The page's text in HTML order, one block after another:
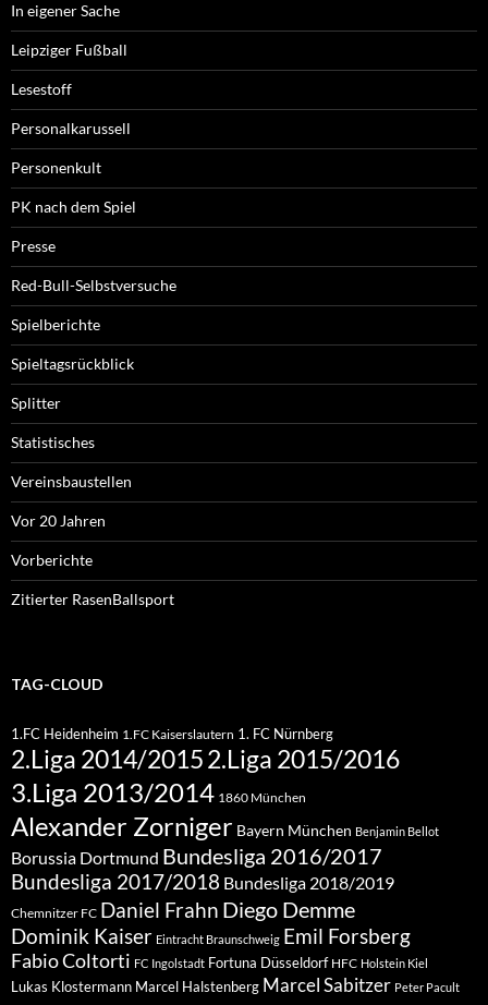
In eigener Sache
Leipziger Fußball
Lesestoff
Personalkarussell
Personenkult
PK nach dem Spiel
Presse
Red-Bull-Selbstversuche
Spielberichte
Spieltagsrückblick
Splitter
Statistisches
Vereinsbaustellen
Vor 20 Jahren
Vorberichte
Zitierter RasenBallsport
TAG-CLOUD
1.FC Heidenheim 1.FC Kaiserslautern 1. FC Nürnberg
2.Liga 2014/20152.Liga 2015/2016
3.Liga 2013/2014 1860 München
Alexander Zorniger Bayern München Benjamin Bellot
Borussia Dortmund Bundesliga 2016/2017
Bundesliga 2017/2018 Bundesliga 2018/2019
Chemnitzer FC Daniel Frahn Diego Demme
Dominik Kaiser Eintracht Braunschweig Emil Forsberg
Fabio Coltorti FC Ingolstadt Fortuna Düsseldorf HFC Holstein Kiel
Lukas Klostermann Marcel Halstenberg Marcel Sabitzer Peter Pacult